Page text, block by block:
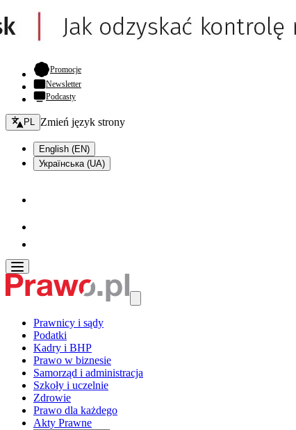
Promocje- otwiera się w nowej karcie
Newsletter
Podcasty
Zmień język - bieżący:
PL Zmień język strony
English (EN)
Українська (UA)
Prawnicy i sądy
Podatki
Kadry i BHP
Prawo w biznesie
Samorząd i administracja
Szkoły i uczelnie
Zdrowie
Prawo dla każdego
Akty Prawne